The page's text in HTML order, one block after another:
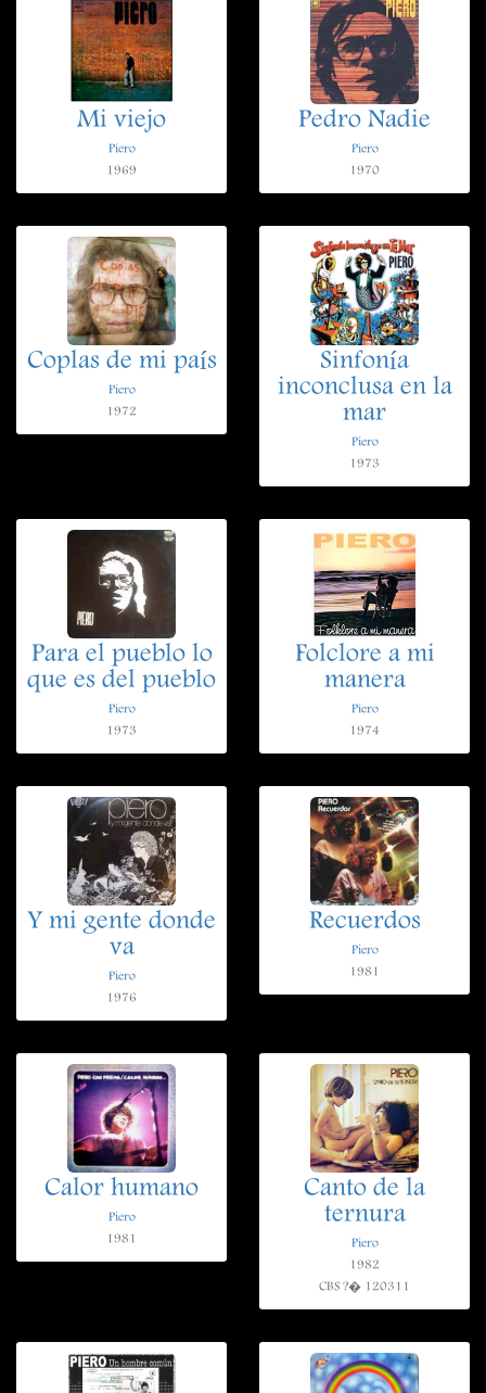
Mi viejo
Piero
1969
Pedro Nadie
Piero
1970
Coplas de mi país
Piero
1972
Sinfonía
inconclusa en la
mar
Piero
1973
Para el pueblo lo
que es del pueblo
Piero
1973
Folclore a mi
manera
Piero
1974
Y mi gente donde
va
Piero
1976
Recuerdos
Piero
1981
Calor humano
Piero
1981
Canto de la
ternura
Piero
1982
CBS ?� 120311